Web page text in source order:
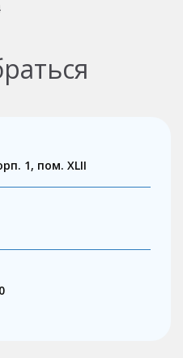
1, пом. XLII